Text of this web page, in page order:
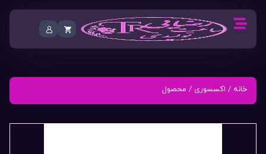
خانه / اکسسوری / محصول